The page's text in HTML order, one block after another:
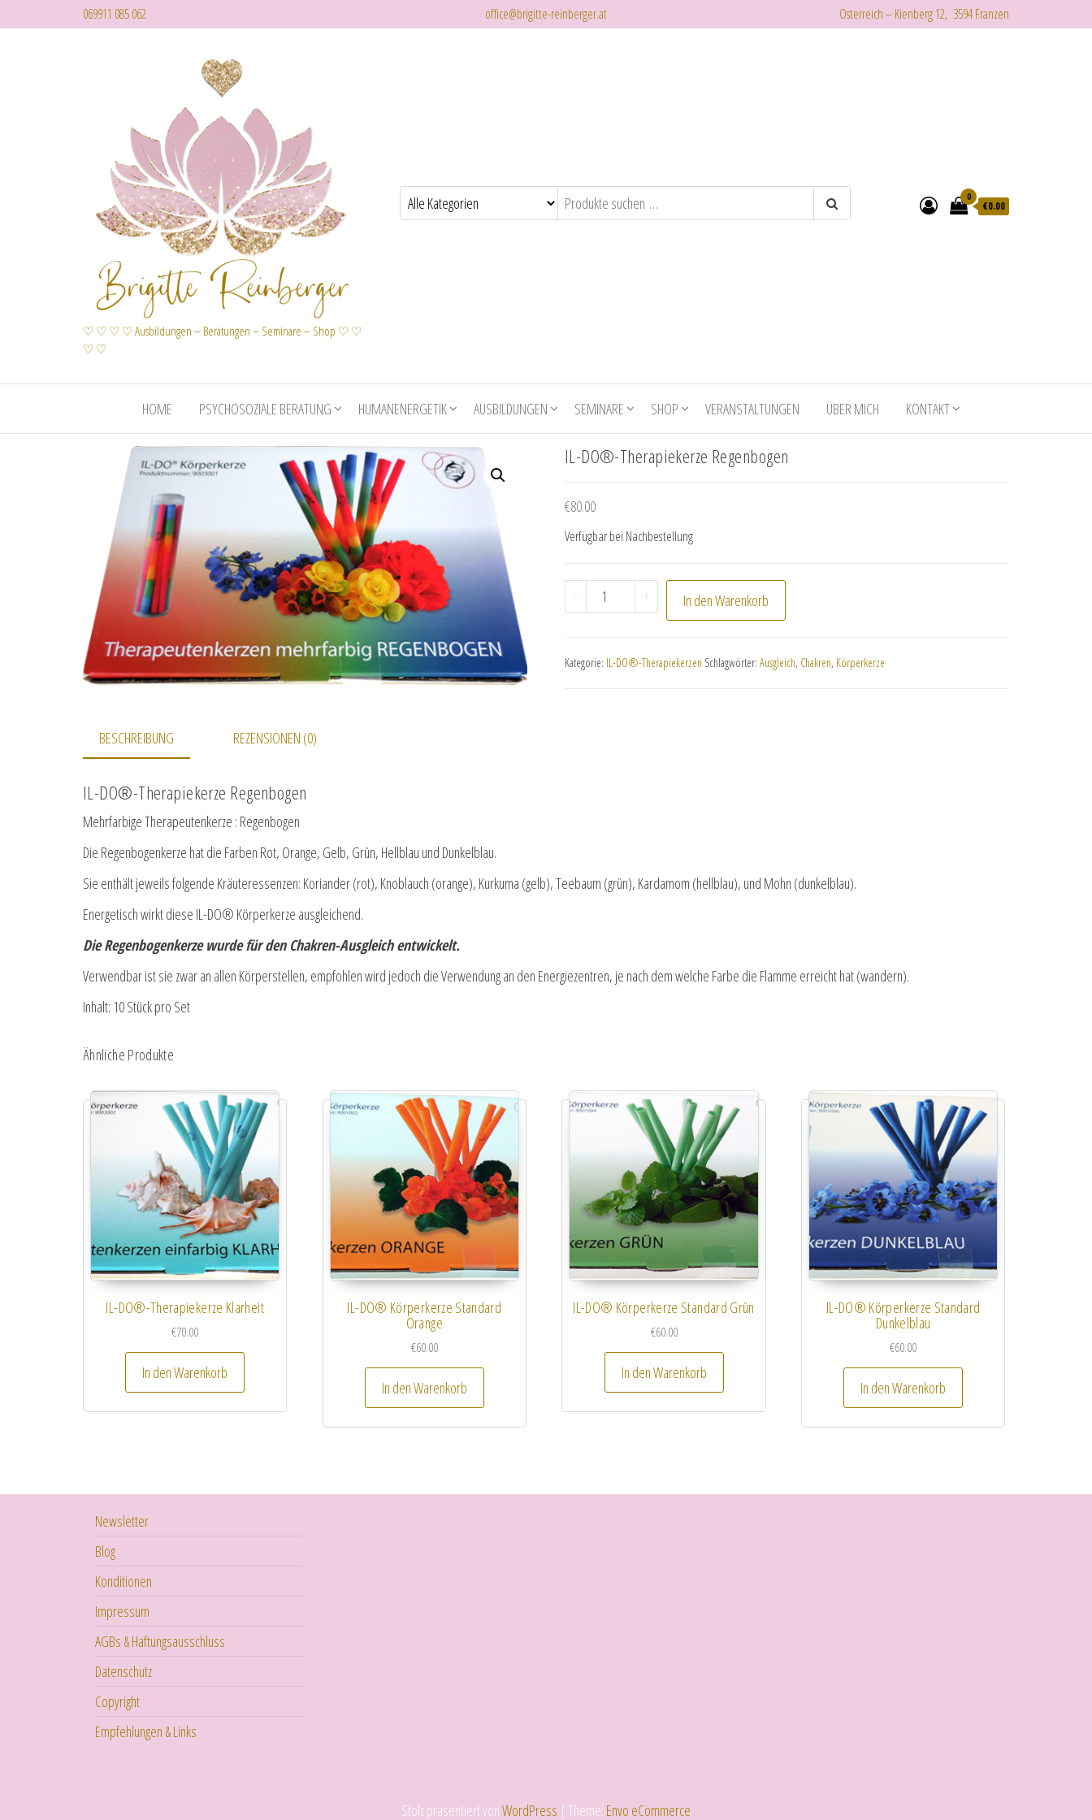
069911 085 062 office@brigitte-reinberger.at Österreich – Kienberg 12, 3594 Franzen
♡ ♡ ♡ ♡ Ausbildungen – Beratungen – Seminare – Shop ♡ ♡
♡ ♡
0
€0.00
HOME PSYCHOSOZIALE BERATUNG HUMANENERGETIK AUSBILDUNGEN SEMINARE SHOP VERANSTALTUNGEN ÜBER MICH KONTAKT
IL-DO®-Therapiekerze Regenbogen
€80.00
Verfügbar bei Nachbestellung
- IL-DO®-Therapiekerze Regenbogen Menge
+ In den Warenkorb
Kategorie: IL-DO®-Therapiekerzen Schlagwörter: Ausgleich, Chakren, Körperkerze
BESCHREIBUNG REZENSIONEN (0)
IL-DO®-Therapiekerze Regenbogen
Mehrfarbige Therapeutenkerze : Regenbogen
Die Regenbogenkerze hat die Farben Rot, Orange, Gelb, Grün, Hellblau und Dunkelblau.
Sie enthält jeweils folgende Kräuteressenzen: Koriander (rot), Knoblauch (orange), Kurkuma (gelb), Teebaum (grün), Kardamom (hellblau), und Mohn (dunkelblau).
Energetisch wirkt diese IL-DO® Körperkerze ausgleichend.
Die Regenbogenkerze wurde für den Chakren-Ausgleich entwickelt.
Verwendbar ist sie zwar an allen Körperstellen, empfohlen wird jedoch die Verwendung an den Energiezentren, je nach dem welche Farbe die Flamme erreicht hat (wandern).
Inhalt: 10 Stück pro Set
Ähnliche Produkte
IL-DO®-Therapiekerze Klarheit
€70.00
In den Warenkorb
IL-DO® Körperkerze Standard
Orange
€60.00
In den Warenkorb
IL-DO® Körperkerze Standard Grün
€60.00
In den Warenkorb
IL-DO® Körperkerze Standard
Dunkelblau
€60.00
In den Warenkorb
Newsletter
Blog
Konditionen
Impressum
AGBs & Haftungsausschluss
Datenschutz
Copyright
Empfehlungen & Links
Stolz präsentiert vonWordPress | Theme: Envo eCommerce